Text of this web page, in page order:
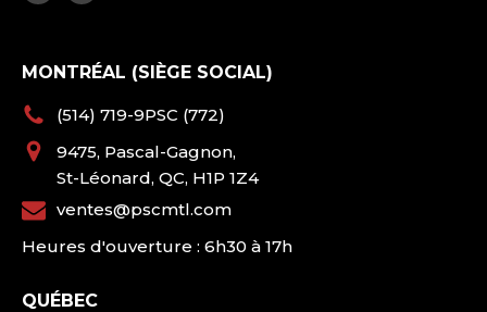
MONTRÉAL (SIÈGE SOCIAL)
(514) 719-9PSC (772)
9475, Pascal-Gagnon,
St-Léonard, QC, H1P 1Z4
ventes@pscmtl.com
Heures d'ouverture : 6h30 à 17h
QUÉBEC